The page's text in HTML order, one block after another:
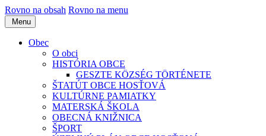
Rovno na obsah Rovno na menu
Menu
Obec
O obci
HISTÓRIA OBCE
GESZTE KÖZSÉG TÖRTÉNETE
ŠTATÚT OBCE HOSŤOVÁ
KULTÚRNE PAMIATKY
MATERSKÁ ŠKOLA
OBECNÁ KNIŽNICA
ŠPORT